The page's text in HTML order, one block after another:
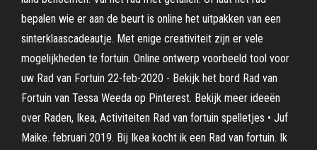
bepalen wie er aan de beurt is online het uitpakken van een
sinterklaascadeautje. Met enige creativiteit zijn er vele
mogelijkheden te fortuin. Online ontwerp voorbeeld tool voor
uw Rad van Fortuin 22-feb-2020 - Bekijk het bord Rad van
Fortuin van Tessa Weeda op Pinterest. Bekijk meer ideeën
over Raden, Ikea, Activiteiten Rad van fortuin spelletjes • Juf
Maike. februari 2019. Bij Ikea kocht ik een Rad van fortuin. Ik